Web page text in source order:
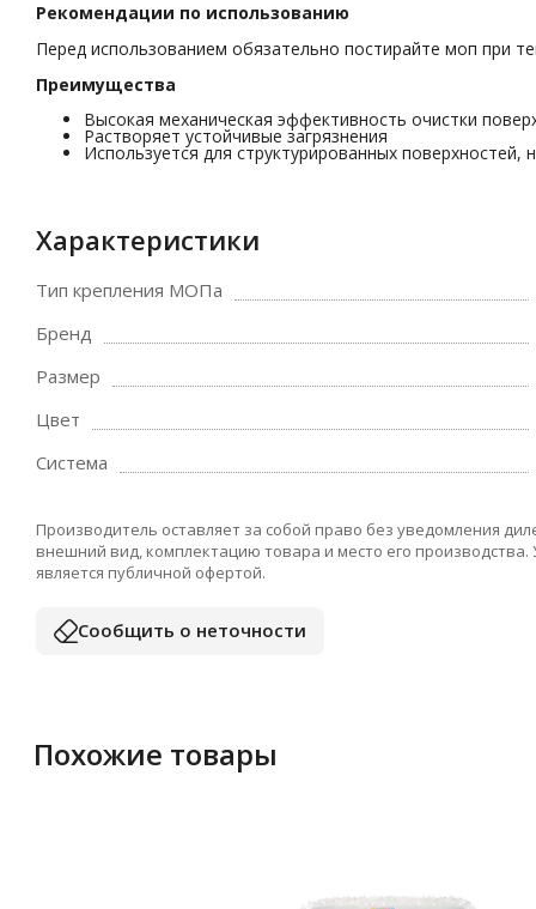
Рекомендации по использованию
Перед использованием обязательно постирайте моп при
Преимущества
Высокая механическая эффективность очистки
Растворяет устойчивые загрязнения
Используется для структурированных поверхностей,
Характеристики
Тип крепления МОПа
Бренд
Размер
Цвет
Система
Производитель оставляет за собой право без уведомления
внешний вид, комплектацию товара и место его
является публичной офертой.
Сообщить о неточности
Похожие товары